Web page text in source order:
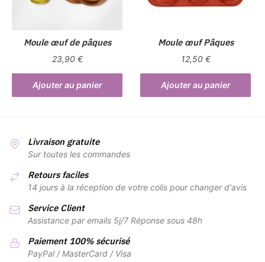
Moule œuf de pâques
23,90 €
Ajouter au panier
Moule œuf Pâques
12,50 €
Ajouter au panier
Livraison gratuite
Sur toutes les commandes
Retours faciles
14 jours à la réception de votre colis pour changer d'avis
Service Client
Assistance par emails 5j/7 Réponse sous 48h
Paiement 100% sécurisé
PayPal / MasterCard / Visa